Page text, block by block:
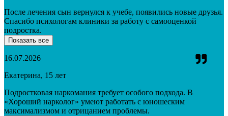
После лечения сын вернулся к учебе, появились новые друзья.
Спасибо психологам клиники за работу с самооценкой
подростка.
Показать все
16.07.2026
Екатерина, 15 лет
Подростковая наркомания требует особого подхода. В
«Хороший нарколог» умеют работать с юношеским
максимализмом и отрицанием проблемы.